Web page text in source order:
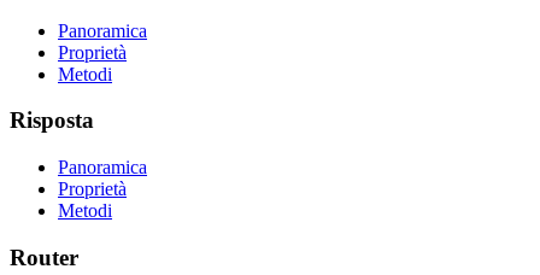
Panoramica
Proprietà
Metodi
Risposta
Panoramica
Proprietà
Metodi
Router